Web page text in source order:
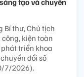
Bí thư, Chủ tịch
kiện toàn
triển khoa
đổi số
7/2026).